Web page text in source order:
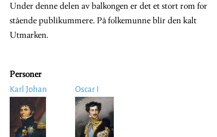
Under denne delen av balkongen er det et stort rom for
stående publikummere. På folkemunne blir den kalt
Utmarken.
Personer
Karl Johan
Image
Oscar I
Image